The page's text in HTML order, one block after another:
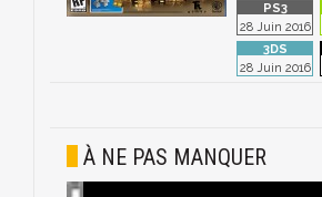
28 Juin 2016
28 Juin 2016
À NE PAS MANQUER